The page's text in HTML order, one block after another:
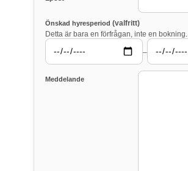
Önskad hyresperiod (valfritt)
Detta är bara en förfrågan, inte en bokning.
–
Meddelande